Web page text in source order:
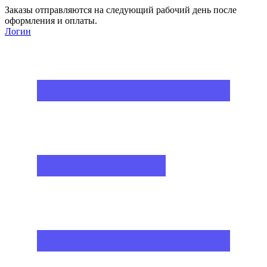
Заказы отправляются на следующий рабочий день после
оформления и оплаты.
Логин